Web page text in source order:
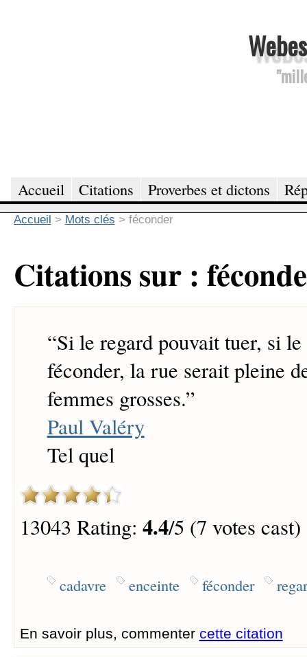
Accueil Citations Proverbes et dictons
Accueil > Mots clés > féconder
Citations sur :
“Si le regard pouvait tuer, si
féconder, la rue serait pleine
femmes grosses.”
Paul Valéry
Tel quel
13043 Rating: 4.4/5 (7 votes cast)
cadavre enceinte féconder
En savoir plus, commenter cette citation